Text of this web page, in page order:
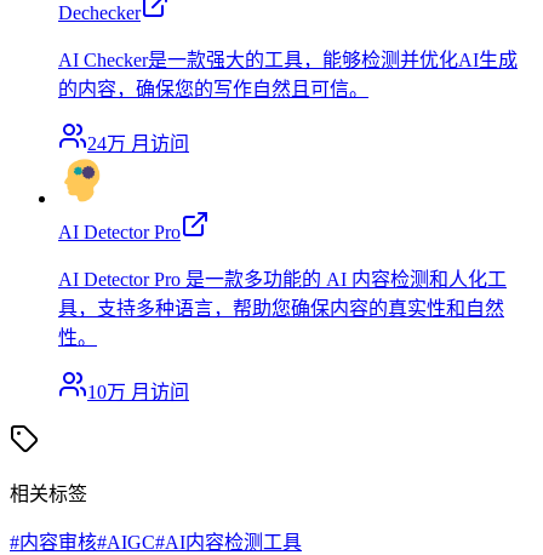
Dechecker
AI Checker是一款强大的工具，能够检测并优化AI生成
的内容，确保您的写作自然且可信。
24万 月访问
AI Detector Pro
AI Detector Pro 是一款多功能的 AI 内容检测和人化工
具，支持多种语言，帮助您确保内容的真实性和自然
性。
10万 月访问
相关标签
#内容审核#AIGC#AI内容检测工具